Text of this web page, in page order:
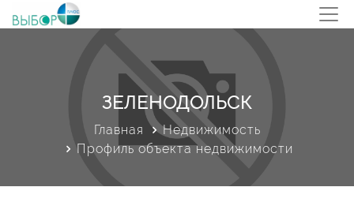
ЗЕЛЕНОДОЛЬСК
Главная
Недвижимость
Профиль объекта недвижимости